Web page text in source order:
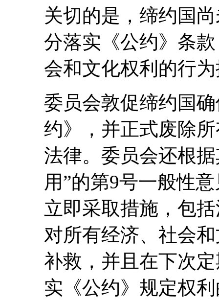
关切的是，缔约国
分落实《公约》条
会和文化权利的行
委员会敦促缔约国
约》，并正式废除
法律。委员会还根
用”的第9号一般性
立即采取措施，包
对所有经济、社会
补救，并且在下次
实《公约》规定权